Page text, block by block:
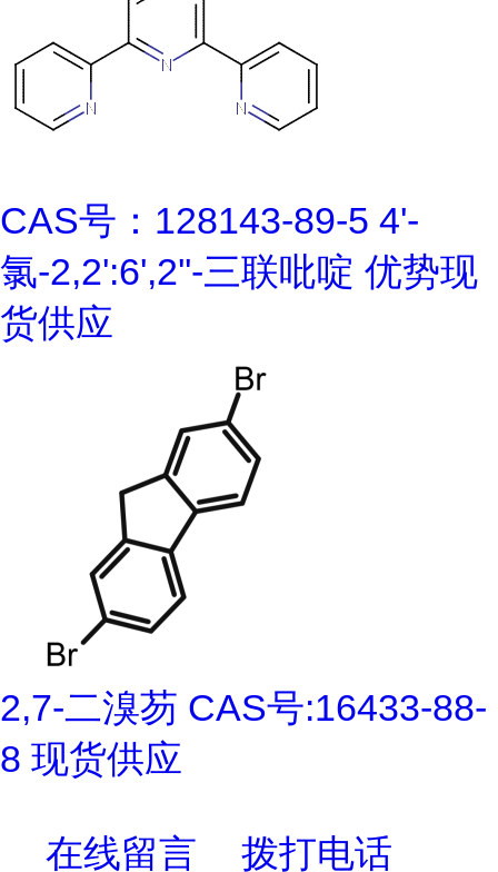
CAS号：128143-89-5 4'-
氯-2,2':6',2''-三联吡啶 优势现
货供应
2,7-二溴芴 CAS号:16433-88-
8 现货供应
在线留言 拨打电话